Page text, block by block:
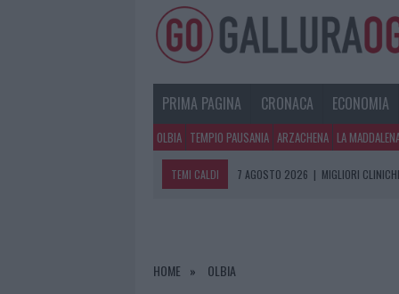
PRIMA PAGINA CRONACA ECONOMIA
OLBIA TEMPIO PAUSANIA ARZACHENA LA
TEMI CALDI 7 AGOSTO 2026 | MIGLIORI
7 AGOSTO 2026
HOME OLBIA